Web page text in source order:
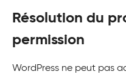
Résolution du
permission
WordPress ne peut pas